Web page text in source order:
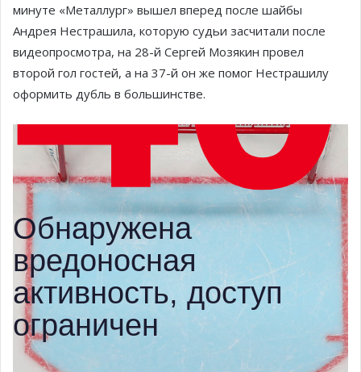
минуте «Металлург» вышел вперед после шайбы
Андрея Нестрашила, которую судьи засчитали после
видеопросмотра, на 28-й Сергей Мозякин провел
второй гол гостей, а на 37-й он же помог Нестрашилу
оформить дубль в большинстве.